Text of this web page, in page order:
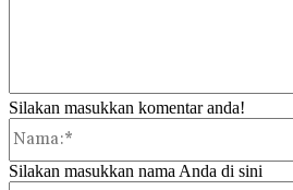
Silakan masukkan komentar anda!
Silakan masukkan nama Anda di sini